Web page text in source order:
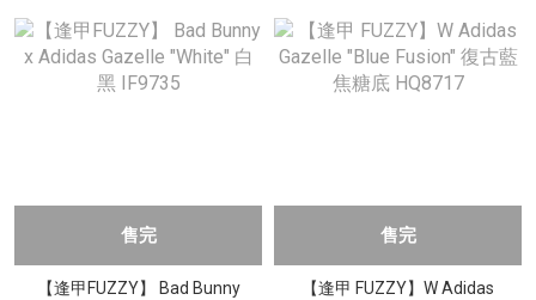
售完
【逢甲FUZZY】 Bad Bunny
售完
【逢甲 FUZZY】W Adidas